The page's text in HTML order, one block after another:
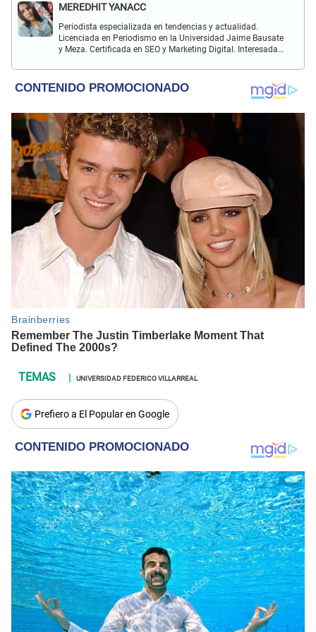
MEREDHIT YANACC
Periodista especializada en tendencias y actualidad.
Licenciada en Periodismo en la Universidad Jaime Bausate
y Meza. Certificada en SEO y Marketing Digital. Interesada
farándula y más.
UNIVERSIDAD FEDERICO VILLARREAL
Prefiero a El Popular en Google